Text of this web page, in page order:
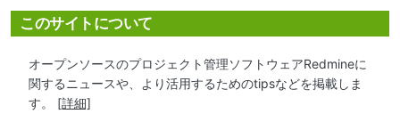
このサイトについて
オープンソースのプロジェクト管理ソフトウェアRedmineに
関するニュースや、より活用するためのtipsなどを掲載しま
す。 [詳細]